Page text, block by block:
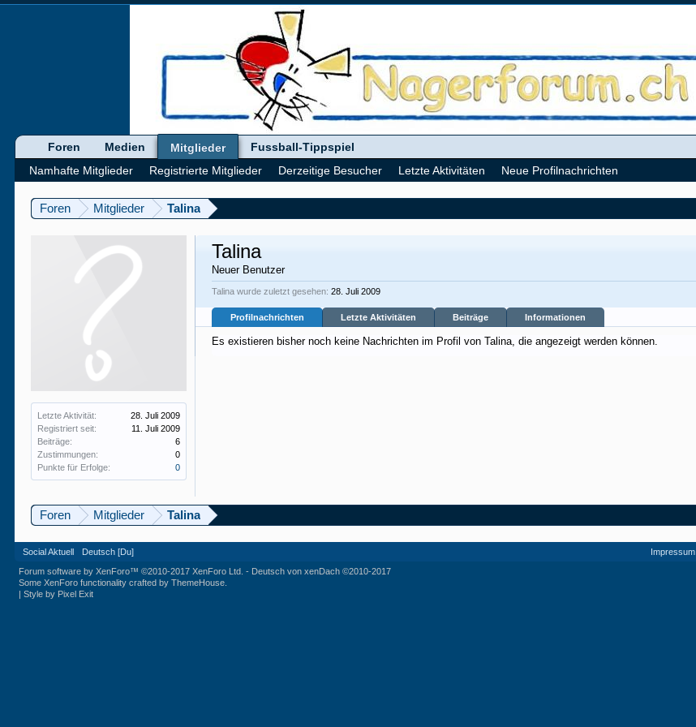
Foren Mitglieder Talina
Letzte Aktivität:
28. Juli 2009
Registriert seit:
11. Juli 2009
Beiträge:
6
Zustimmungen:
0
Punkte für Erfolge:
0
Talina
Neuer Benutzer
Talina wurde zuletzt gesehen: 28. Juli 2009
Profilnachrichten Letzte Aktivitäten Beiträge Informationen
Es existieren bisher noch keine Nachrichten im Profil von Talina, die angezeigt werden können.
Foren Mitglieder Talina
Foren Medien
Mitglieder
Namhafte Mitglieder
Registrierte Mitglieder Derzeitige Besucher Letzte Aktivitäten Neue Profilnachrichten
Fussball-Tippspiel
Social Aktuell Deutsch [Du] Impressum
Forum software by XenForo™©2010-2017 XenForo Ltd. - Deutsch von xenDach©2010-2017
Some XenForo functionality crafted byThemeHouse
|Style by Pixel Exit